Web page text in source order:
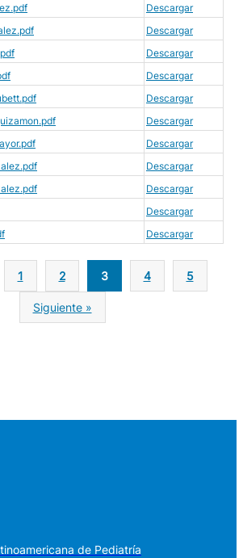
Descargar
Descargar
Descargar
Descargar
Descargar
Descargar
Descargar
Descargar
Descargar
Descargar
Descargar
1 2 3 4 5
Siguiente »
de Pediatría